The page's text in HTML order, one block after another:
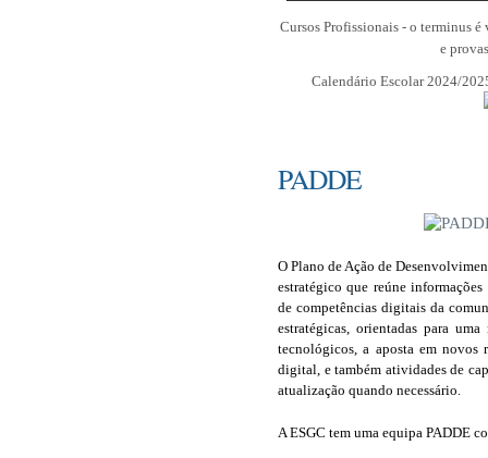
Cursos Profissionais - o terminus
e
Calendário Escolar 2024/
PADDE
O Plano de Ação de
estratégico que reúne
de competências digitais da
estratégicas, orientadas para
tecnológicos, a aposta em novos
digital, e também atividades de
atualização quando necessário.
A ESGC tem uma equipa PADDE